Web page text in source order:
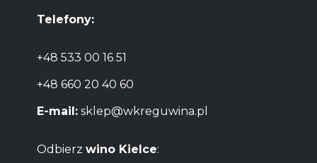
Telefony:
+48 533 00 16 51
+48 660 20 40 60
E-mail: sklep@wkreguwina.pl
Odbierz wino Kielce: